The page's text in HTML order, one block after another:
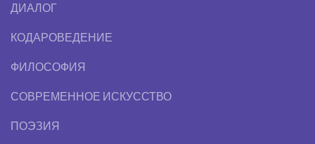
ДИАЛОГ
КОДАРОВЕДЕНИЕ
ФИЛОСОФИЯ
СОВРЕМЕННОЕ ИСКУССТВО
ПОЭЗИЯ